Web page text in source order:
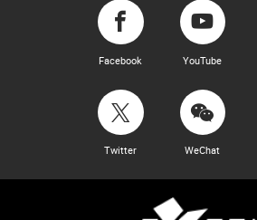
Facebook YouTube
Twitter WeChat